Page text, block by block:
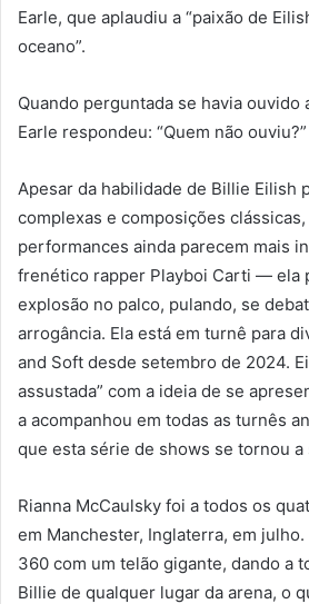
Earle, que aplaudiu a “paixão de
oceano”.
Quando perguntada se havia ouvido
Earle respondeu: “Quem não ouviu?”
Apesar da habilidade de Billie Eilish
complexas e composições
performances ainda parecem mais
frenético rapper Playboi Carti — ela
explosão no palco, pulando, se
arrogância. Ela está em turnê para
and Soft desde setembro de 2024.
assustada” com a ideia de se
a acompanhou em todas as turnês
que esta série de shows se tornou a
Rianna McCaulsky foi a todos os
em Manchester, Inglaterra, em julho.
360 com um telão gigante, dando a
Billie de qualquer lugar da arena, o